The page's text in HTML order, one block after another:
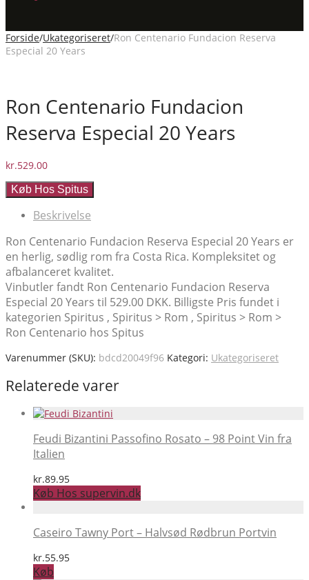
Forside/Ukategoriseret/Ron Centenario Fundacion Reserva
Especial 20 Years
Ron Centenario Fundacion
Reserva Especial 20 Years
kr.529.00
Køb Hos Spitus
Beskrivelse
Ron Centenario Fundacion Reserva Especial 20 Years er
en herlig, sødlig rom fra Costa Rica. Kompleksitet og
afbalanceret kvalitet.
Vinbutler fandt Ron Centenario Fundacion Reserva
Especial 20 Years til 529.00 DKK. Billigste Pris fundet i
kategorien Spiritus , Spiritus > Rom , Spiritus > Rom >
Ron Centenario hos Spitus
Varenummer (SKU): bdcd20049f96 Kategori: Ukategoriseret
Relaterede varer
Feudi Bizantini Passofino Rosato – 98 Point Vin fra
Italien
kr.89.95
Køb Hos supervin.dk
Caseiro Tawny Port – Halvsød Rødbrun Portvin
kr.55.95
Køb